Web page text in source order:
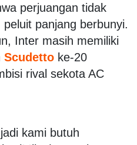
perjuangan tidak
panjang berbunyi.
Inter masih memiliki
Scudetto ke-20
rival sekota AC
kami butuh